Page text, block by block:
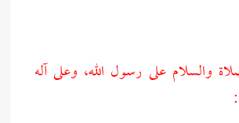
والسلام على رسول الله، وعلى آله